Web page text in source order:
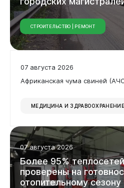
СТРОИТЕЛЬСТВО | РЕМОНТ
07 августа 2026
Африканская чума свиней
МЕДИЦИНА И ЗДРАВООХРАНЕНИЕ
07 августа 2026
Более95%
проверенына
отопительному